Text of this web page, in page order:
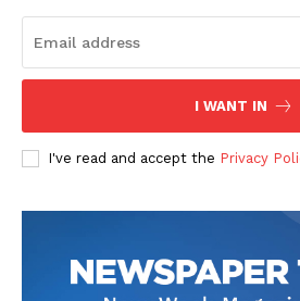
I WANT IN
I've read and accept the Privacy